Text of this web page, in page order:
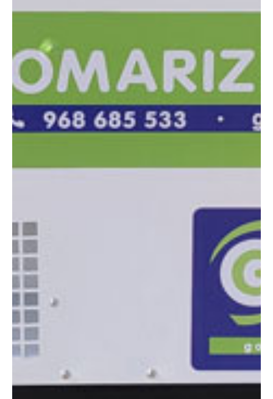
compañía de una manera eficiente.
DIMENSIONES
Altura: 1.03 metros
Longitud: 1.50 m
Anchura:
0.75 m
Peso: 475 kg
Diésel
necesitas?
Compara esta y otras máquinas desde el siguiente botón o ponte
en contacto con nosotros para un asesoramiento más personal.